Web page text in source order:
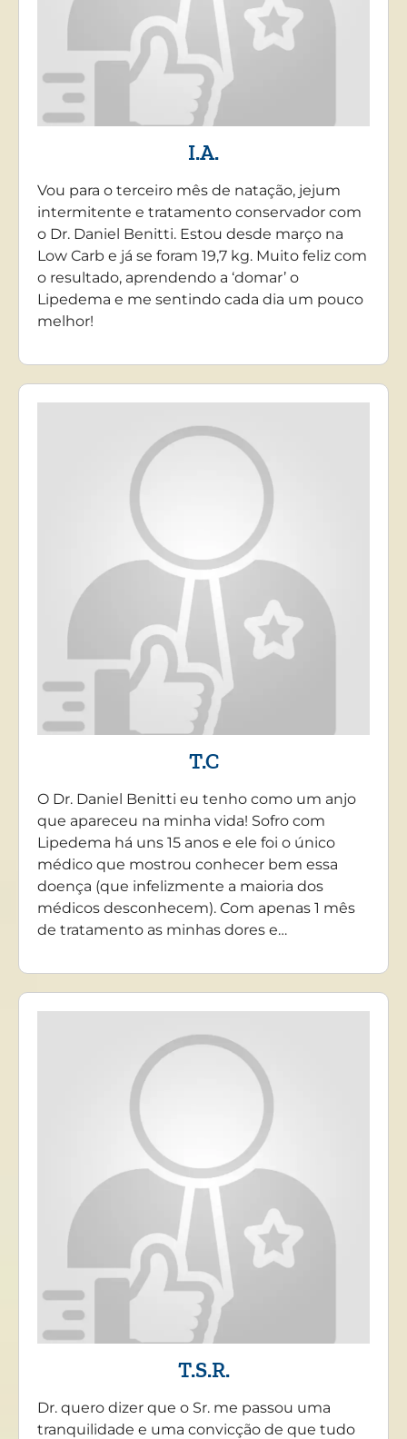
I.A.
Vou para o terceiro mês de natação, jejum
intermitente e tratamento conservador com
o Dr. Daniel Benitti. Estou desde março na
Low Carb e já se foram 19,7 kg. Muito feliz com
o resultado, aprendendo a ‘domar’ o
Lipedema e me sentindo cada dia um pouco
melhor!
T.C
O Dr. Daniel Benitti eu tenho como um anjo
que apareceu na minha vida! Sofro com
Lipedema há uns 15 anos e ele foi o único
médico que mostrou conhecer bem essa
doença (que infelizmente a maioria dos
médicos desconhecem). Com apenas 1 mês
de tratamento as minhas dores e…
T.S.R.
Dr. quero dizer que o Sr. me passou uma
tranquilidade e uma convicção de que tudo